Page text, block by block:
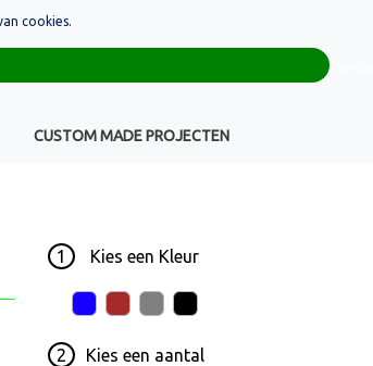
+32(0)16 43 54 19
CUSTOM MADE PROJECTEN
1 Kies een Kleur
2 Kies een aantal
cookies.